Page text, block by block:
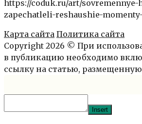
https://coduk.ru/art/
zapechatleli-reshaushie-
Карта сайта Политика сайта
Copyright 2026 © При
в публикацию необходимо
ссылку на статью,
Insert